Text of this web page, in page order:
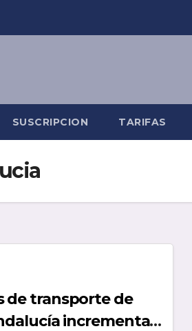
SUSCRIPCION TARIFAS
de transporte de
incrementan